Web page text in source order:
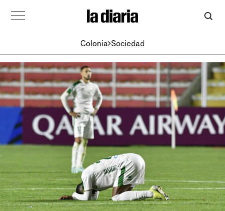
Colonia Sociedad